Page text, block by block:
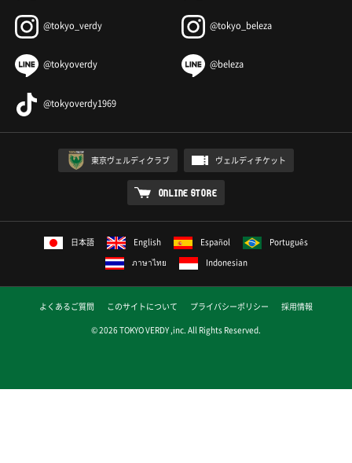
@tokyo_verdy @tokyo_beleza
@tokyoverdy @beleza
@tokyoverdy1969
東京ヴェルディクラブ ヴェルディチケット
ONLINE STORE
日本語 English Español
Português
ภาษาไทย
Indonesian
よくあるご質問 このサイトについて プライバシーポリシー
採用情報
© 2026 TOKYO VERDY ,inc. All Rights Reserved.